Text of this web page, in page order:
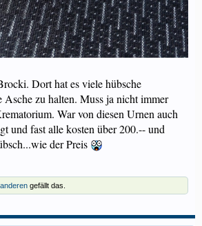
Dort hat es viele hübsche
zu halten. Muss ja nicht immer
War von diesen Urnen auch
und fast alle kosten über 200.-- und
der Preis
gefällt das.